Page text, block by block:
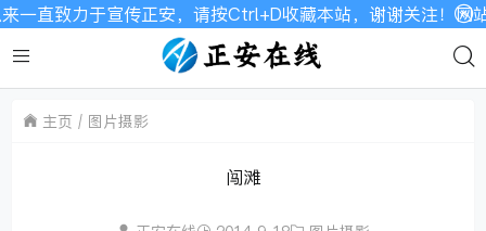
致力于宣传正安，请按Ctrl+D收藏本站，谢谢关注！网站
主页 图片摄影
闯滩